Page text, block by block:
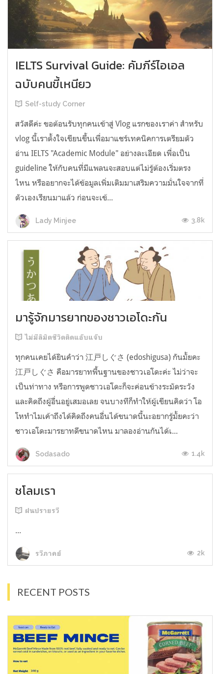
IELTS Survival Guide: คัมภีร์ไอเอล
ฉบับคนขี้เหนียว
Self-study Corner
สวัสดีค่ะ ขอต้อนรับทุกคนเข้าสู่ Vlog แรกของเราค่า สำหรับ
vlog นี้เราตั้งใจเขียนขึ้นเพื่อมาแชร์เทคนิคการเตรียมตัว
อ่าน IELTS "Academic Module" อย่างละเอียด เพื่อเป็น
guideline ให้กับคนที่มีแพลนจะสอบแต่ไม่รู้ต้องเริ่มตรง
ไหน หรืออยากจะได้ข้อมูลเพิ่มเติมมาเสริมความมั่นใจจากที่
ตัวเองเรียนมาแล้ว ก่อนจะเข้...
Lady Minjee 3.8k
มารู้จักมารยาทของชาวเอโดะกัน
ไม่มีลิมิตชีวิตติดแอ๊บแจ๊บ
ทุกคนเคยได้ยินคำว่า 江戸しぐさ (edoshigusa) กันมั้ยคะ
江戸しぐさ คือมารยาทพื้นฐานของชาวเอโดะค่ะ ไม่ว่าจะ
เป็นท่าทาง หรือการพูดชาวเอโดะก็จะค่อนข้างระมัดระวัง
และคิดถึงผู้อื่นอยู่เสมอเลย จนบางทีก็ทำให้ผู้เขียนคิดว่า โอ
โหทำไมเค้าถึงได้คิดถึงคนอื่นได้ขนาดนี้นะอยากรู้มั้ยคะว่า
ชาวเอโดะมารยาทดีขนาดไหน มาลองอ่านกันได้เ...
Sodasado 1.4k
ชโลมเรา
ฝนปรายรวี
...
รวีภาคย์ 2k
RECENT POSTS